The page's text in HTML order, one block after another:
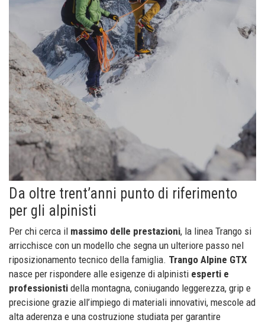
Da oltre trent’anni punto di riferimento
per gli alpinisti
Per chi cerca il massimo delle prestazioni, la linea Trango si
arricchisce con un modello che segna un ulteriore passo nel
riposizionamento tecnico della famiglia. Trango Alpine GTX
nasce per rispondere alle esigenze di alpinisti esperti e
professionisti della montagna, coniugando leggerezza, grip e
precisione grazie all’impiego di materiali innovativi, mescole ad
alta aderenza e una costruzione studiata per garantire